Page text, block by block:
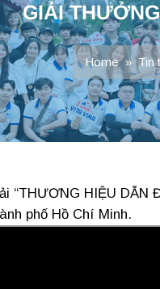
GIẢI
Home » Tin
“THƯƠNG HIỆU DẪN
phố Hồ Chí Minh.